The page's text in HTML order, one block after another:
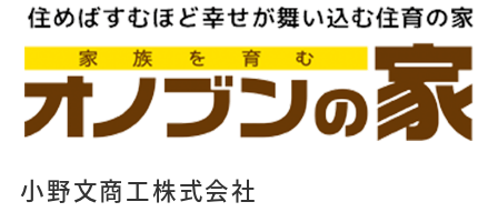
小野文商工株式会社